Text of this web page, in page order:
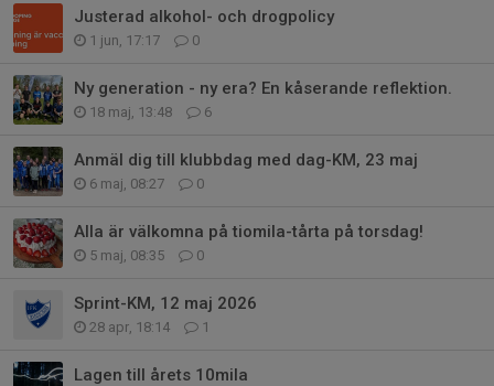
Justerad alkohol- och drogpolicy
1 jun, 17:17 0
Ny generation - ny era? En kåserande reflektion.
18 maj, 13:48 6
Anmäl dig till klubbdag med dag-KM, 23 maj
6 maj, 08:27 0
Alla är välkomna på tiomila-tårta på torsdag!
5 maj, 08:35 0
Sprint-KM, 12 maj 2026
28 apr, 18:14 1
Lagen till årets 10mila